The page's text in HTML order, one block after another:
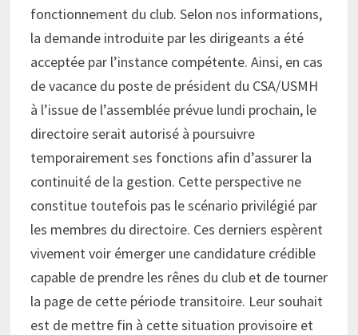
fonctionnement du club. Selon nos informations,
la demande introduite par les dirigeants a été
acceptée par l’instance compétente. Ainsi, en cas
de vacance du poste de président du CSA/USMH
à l’issue de l’assemblée prévue lundi prochain, le
directoire serait autorisé à poursuivre
temporairement ses fonctions afin d’assurer la
continuité de la gestion. Cette perspective ne
constitue toutefois pas le scénario privilégié par
les membres du directoire. Ces derniers espèrent
vivement voir émerger une candidature crédible
capable de prendre les rênes du club et de tourner
la page de cette période transitoire. Leur souhait
est de mettre fin à cette situation provisoire et